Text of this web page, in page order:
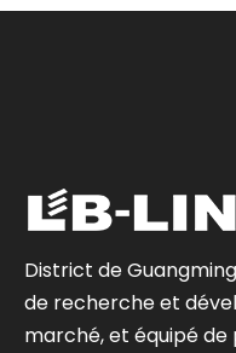
District de
de recherche et
marché, et équipé de